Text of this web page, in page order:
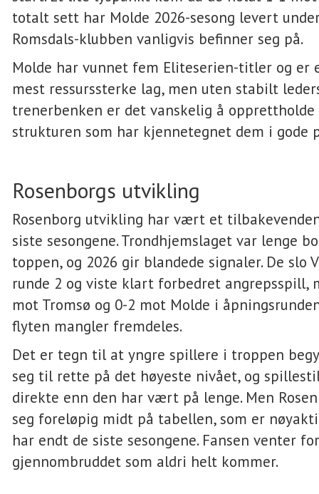
totalt sett har Molde 2026-sesong levert
Romsdals-klubben vanligvis befinner seg på.
Molde har vunnet fem Eliteserien-titler og er
mest ressurssterke lag, men uten stabilt
trenerbenken er det vanskelig å opprettholde
strukturen som har kjennetegnet dem i gode
Rosenborgs utvikling
Rosenborg utvikling har vært et
siste sesongene. Trondhjemslaget var lenge
toppen, og 2026 gir blandede signaler. De slo
runde 2 og viste klart forbedret angrepsspill,
mot Tromsø og 0-2 mot Molde i
flyten mangler fremdeles.
Det er tegn til at yngre spillere i troppen
seg til rette på det høyeste nivået, og
direkte enn den har vært på lenge. Men
seg foreløpig midt på tabellen, som er
har endt de siste sesongene. Fansen venter
gjennombruddet som aldri helt kommer.